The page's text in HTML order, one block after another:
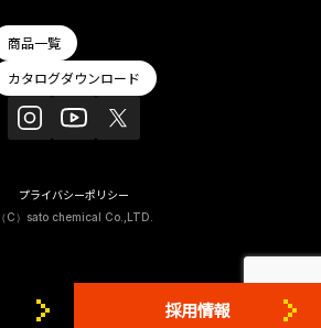
採用情報
商品一覧
カタログダウンロード
プライバシーポリシー
（C）sato chemical Co.,LTD.